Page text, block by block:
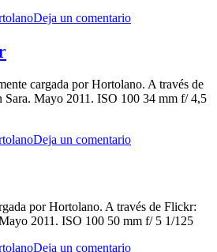
Deja un comentario
cargada por Hortolano. A través de
Sara. Mayo 2011. ISO 100 34 mm f/ 4,5
Deja un comentario
por Hortolano. A través de Flickr:
2011. ISO 100 50 mm f/ 5 1/125
Deja un comentario